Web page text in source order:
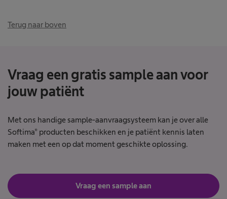
Terug naar boven
Vraag een gratis sample aan voor
jouw patiënt
Met ons handige sample-aanvraagsysteem kan je over alle
Softima® producten beschikken en je patiënt kennis laten
maken met een op dat moment geschikte oplossing.
Vraag een sample aan